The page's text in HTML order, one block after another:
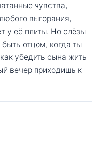
чувства,
выгорания,
у её плиты. Но слёзы
отцом, когда ты
убедить сына жить
вечер приходишь к